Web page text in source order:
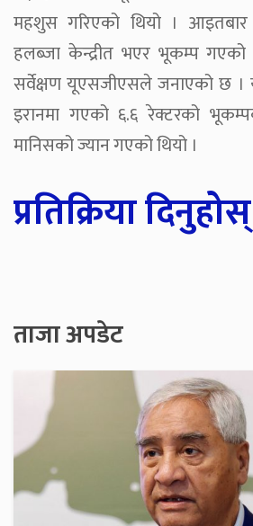
महशुस गरिएको थियो ।
हलब्जा केन्द्रीत भएर भूकम्प गएको
सर्वेक्षण यूएसजीएसले जनाएको छ
इरानमा गएको ६.६ रेक्टरको
मानिसको ज्यान गएको थियो ।
प्रतिक्रिया दिनुहोस्
ताजा अपडेट